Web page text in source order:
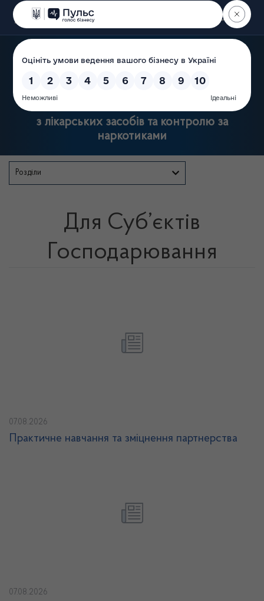
Пошук
Державна служба України
з лікарських засобів та контролю за
наркотиками
Розділи
Для Суб’єктів
Господарювання
07.08.2026
Практичне навчання та зміцнення партнерства
07.08.2026